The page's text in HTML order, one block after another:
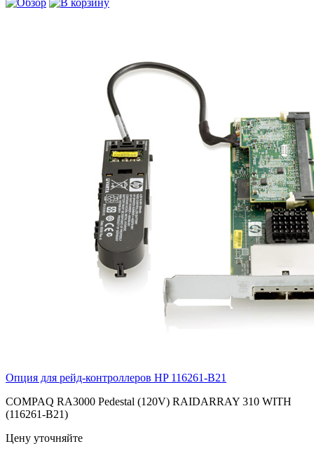
Опция для pейд-контроллеров HP 116261-B21
COMPAQ RA3000 Pedestal (120V) RAIDARRAY 310 WITH
(116261-B21)
Цену уточняйте